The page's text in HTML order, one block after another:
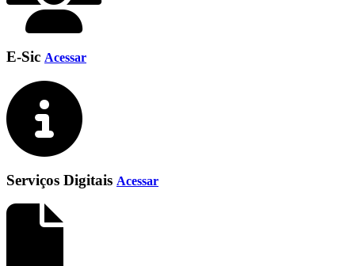
E-Sic Acessar
Serviços Digitais Acessar